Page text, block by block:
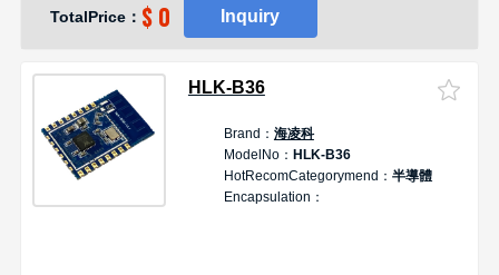
TotalPrice： $ 0 Inquiry
HLK-B36
Brand： 海凌科
ModelNo： HLK-B36
HotRecomCategorymend： 半導體
Encapsulation：